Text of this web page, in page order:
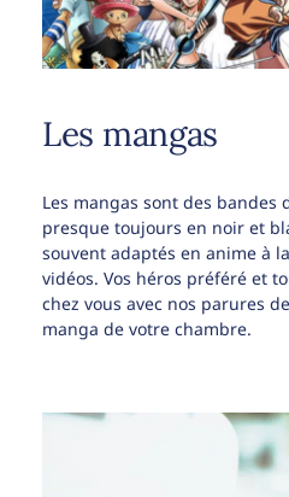
Les mangas
Les mangas sont des bandes
presque toujours en noir et
souvent adaptés en anime à
vidéos. Vos héros préféré et
chez vous avec nos parures
manga de votre chambre.